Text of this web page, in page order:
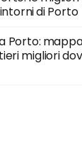
di Porto
Porto:
migliori